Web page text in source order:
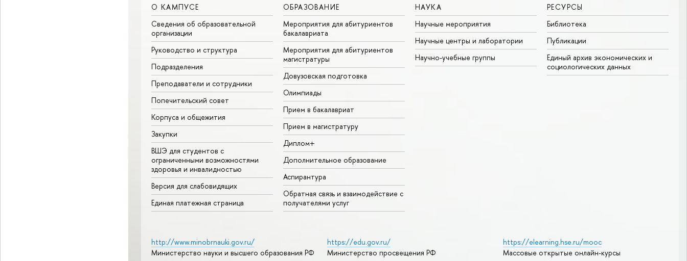
О КАМПУСЕ
Сведения об образовательной
организации
Руководство и структура
Подразделения
Преподаватели и сотрудники
Попечительский совет
Корпуса и общежития
Закупки
ВШЭ для студентов с
ограниченными возможностями
здоровья и инвалидностью
Версия для слабовидящих
Единая платежная страница
ОБРАЗОВАНИЕ
Мероприятия для абитуриентов
бакалавриата
Мероприятия для абитуриентов
магистратуры
Довузовская подготовка
Олимпиады
Прием в бакалавриат
Прием в магистратуру
Диплом+
Дополнительное образование
Аспирантура
Обратная связь и взаимодействие с
получателями услуг
НАУКА
Научные мероприятия
Научные центры и лаборатории
Научно-учебные группы
РЕСУРСЫ
Библиотека
Публикации
Единый архив экономических и
социологических данных
http://www.minobrnauki.gov.ru/
Министерство науки и высшего образования РФ
https://edu.gov.ru/
Министерство просвещения РФ
https://elearning.hse.ru/mooc
Массовые открытые онлайн-курсы